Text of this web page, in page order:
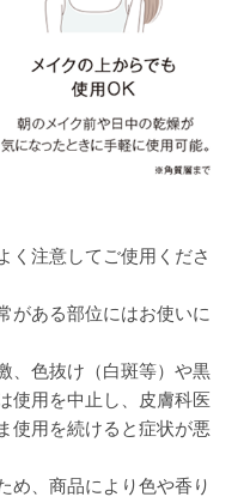
く注意してご使用くださ
がある部位にはお使いに
、色抜け（白斑等）や黒
使用を中止し、皮膚科医
使用を続けると症状が悪
め、商品により色や香り